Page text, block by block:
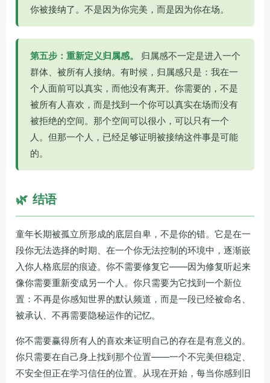
你被接纳了。不是因为你完美，而是因为你在场。
第五步：重新定义归属感。
归属感不一定是进入一个
群体、被所有人接纳。有时候，归属感只是：我在一
个人面前可以真实，而他没有离开。你需要的，不是
被所有人喜欢，而是找到一个你可以真实在场而没有
被拒绝的空间。那个空间可以很小，可以只有一个
人。但那一个人，已经足够证明被接纳这件事是可能
的。
🌿 结语
童年长期被孤立所形成的底层自卑，不是你的错。它是在一
段你无法选择的时期、在一个你无法控制的环境中，逐渐嵌
入你人格底层的痕迹。你不需要修复它——因为修复听起来
像你需要重新变成另一个人。你只需要为它找到一个新位
置：不再是你感知世界的默认频道，而是一段已经被命名、
被承认、不再需要隐秘运作的记忆。
你不需要赢得所有人的喜欢来证明自己的存在是有意义的。
你只需要在自己身上找到那个位置——一个不完美但稳定、
不安全但正在学习信任的位置。从现在开始，每当你感到旧